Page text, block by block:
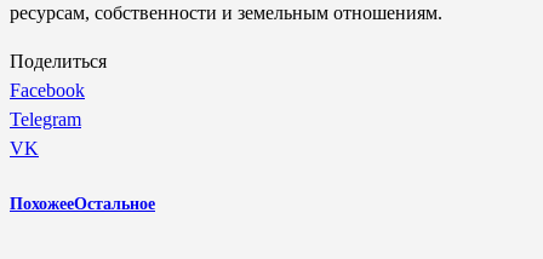
ресурсам, собственности и земельным отношениям.
Поделиться
Facebook
Telegram
VK
ПохожееОстальное